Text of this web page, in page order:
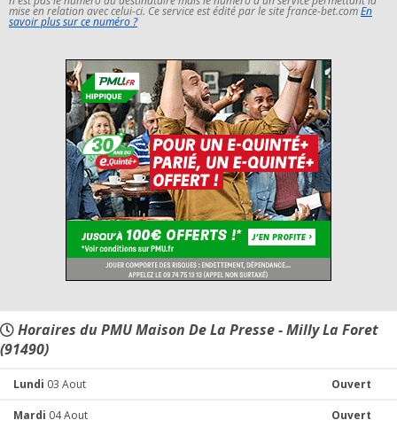
mise en relation avec celui-ci. Ce service est édité par le site france-bet.comEn
savoir plus sur ce numéro ?
Horaires du PMU Maison De La Presse - Milly La Foret
(91490)
Lundi 03 Aout Ouvert
Mardi 04 Aout Ouvert